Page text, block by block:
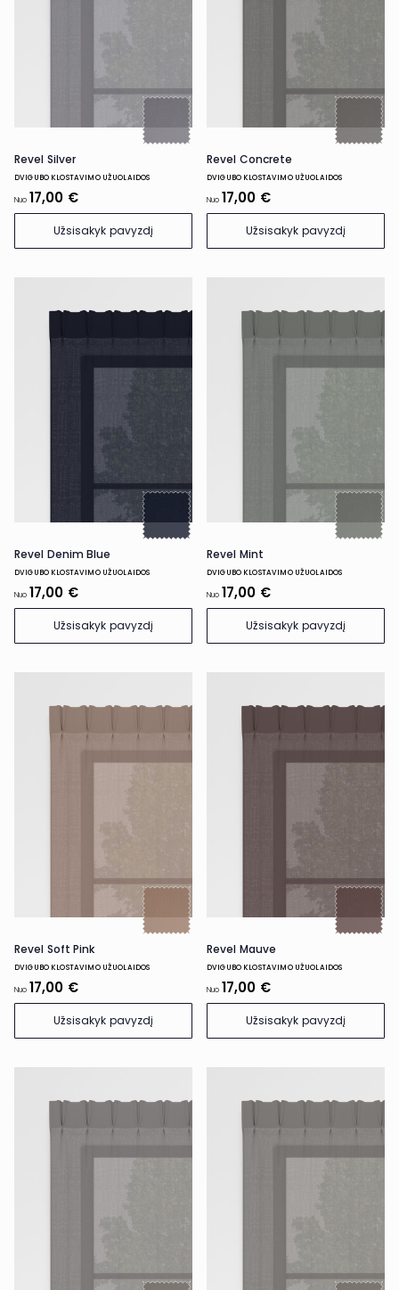
Revel Silver
DVIGUBO KLOSTAVIMO UŽUOLAIDOS
Nuo 17,00 €
Užsisakyk pavyzdį
Revel Concrete
DVIGUBO KLOSTAVIMO UŽUOLAIDOS
Nuo 17,00 €
Užsisakyk pavyzdį
Revel Denim Blue
DVIGUBO KLOSTAVIMO UŽUOLAIDOS
Nuo 17,00 €
Užsisakyk pavyzdį
Revel Mint
DVIGUBO KLOSTAVIMO UŽUOLAIDOS
Nuo 17,00 €
Užsisakyk pavyzdį
Revel Soft Pink
DVIGUBO KLOSTAVIMO UŽUOLAIDOS
Nuo 17,00 €
Užsisakyk pavyzdį
Revel Mauve
DVIGUBO KLOSTAVIMO UŽUOLAIDOS
Nuo 17,00 €
Užsisakyk pavyzdį